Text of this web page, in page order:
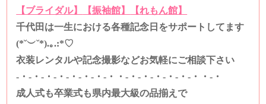
【ブライダル】
【振袖館】
【れもん館】
千代田は一生における各種記念日をサポートしてます
(*˘︶˘*).｡.:*♡
衣装レンタルや記念撮影などお気軽にご相談下さい
-・-・-・-・-・-・-・-・・-・-・-・-・-・-・・-・
成人式も卒業式も県内最大級の品揃えで